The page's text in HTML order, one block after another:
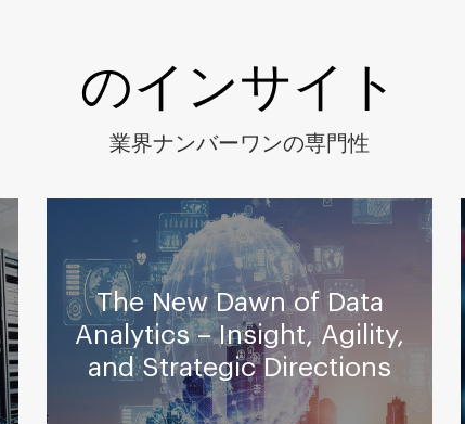
のインサイト
業界ナンバーワンの専門性
The New Dawn of Data
Analytics – Insight, Agility,
and Strategic Directions